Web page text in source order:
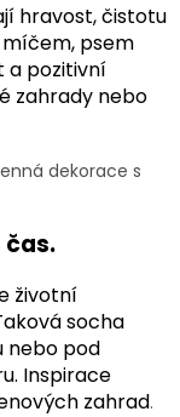
hravost, čistotu
psem
a pozitivní
zahrady nebo
dekorace s
čas.
životní
socha
nebo pod
Inspirace
zahrad.